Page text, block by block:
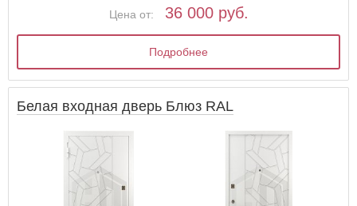
Цена от: 36 000 руб.
Подробнее
Белая входная дверь Блюз RAL